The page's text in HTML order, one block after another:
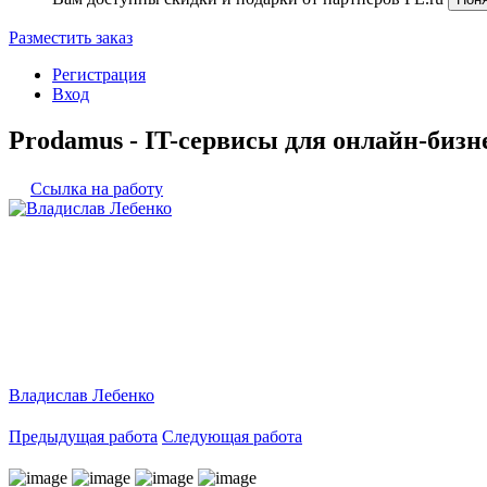
Разместить заказ
Регистрация
Вход
Prodamus - IT-сервисы для онлайн-
Ссылка на работу
Владислав Лебенко
Предыдущая работа Следующая работа